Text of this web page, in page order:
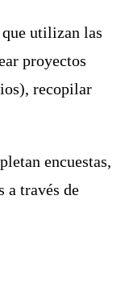
utilizan las
proyectos
recopilar
encuestas,
a través de